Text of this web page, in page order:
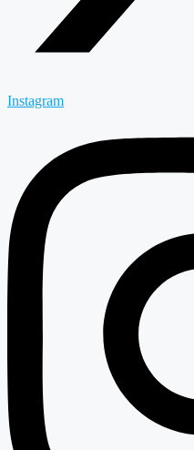
Instagram